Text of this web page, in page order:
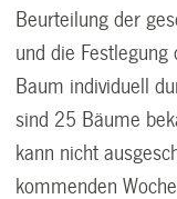
Beurteilung der
und die
Baum individuell
sind 25 Bäume
kann nicht
kommenden